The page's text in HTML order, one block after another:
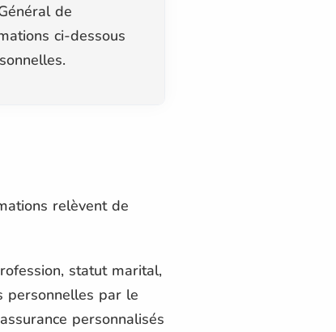
de
ci-dessous
relèvent de
statut marital,
personnelles par le
personnalisés